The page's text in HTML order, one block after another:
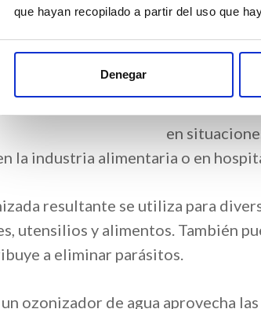
que hayan recopilado a partir del uso que
Denegar
presentes en
a eliminar
El uso de
en
la industria alimentaria o en
resultante se utiliza para
utensilios y alimentos. También
a eliminar parásitos.
un ozonizador de agua aprovecha